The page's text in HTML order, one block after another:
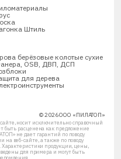
Штиль
берёзовые колотые сухие
OSB, ДВП, ДСП
для дерева
© 2026 ООО «ПИЛАТОП»
носит исключительно справочный
быть расценена как предложение
не дает гарантий по поводу
на веб-сайте, а также по поводу
Характеристики продукции, цены,
для примера и могут быть